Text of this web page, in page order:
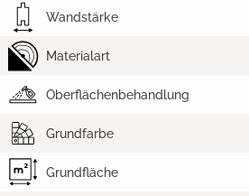
Wandstärke
Materialart
Oberflächenbehandlung
Grundfarbe
Grundfläche